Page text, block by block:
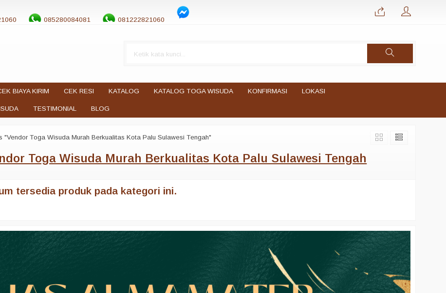
085280084081 081222821060
BIAYA KIRIM CEK RESI KATALOG KATALOG TOGA WISUDA KONFIRMASI LOKASI
TESTIMONIAL BLOG
"Vendor Toga Wisuda Murah Berkualitas Kota Palu Sulawesi Tengah"
Toga Wisuda Murah Berkualitas Kota Palu Sulawesi Tengah
tersedia produk pada kategori ini.